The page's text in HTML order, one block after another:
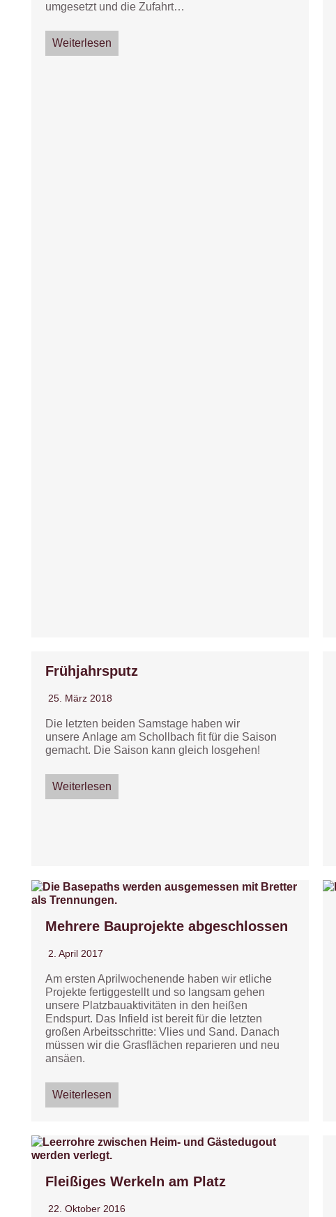
umgesetzt und die Zufahrt…
Weiterlesen
Frühjahrsputz
25. März 2018
Die letzten beiden Samstage haben wir
unsere Anlage am Schollbach fit für die Saison
gemacht. Die Saison kann gleich losgehen!
Weiterlesen
Mehrere Bauprojekte abgeschlossen
2. April 2017
Am ersten Aprilwochenende haben wir etliche
Projekte fertiggestellt und so langsam gehen
unsere Platzbauaktivitäten in den heißen
Endspurt. Das Infield ist bereit für die letzten
großen Arbeitsschritte: Vlies und Sand. Danach
müssen wir die Grasflächen reparieren und neu
ansäen.
Weiterlesen
Fleißiges Werkeln am Platz
22. Oktober 2016